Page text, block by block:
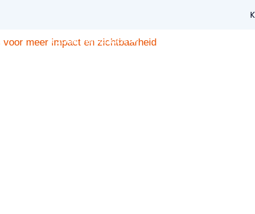
Ik zoek een coach
meer impact en zichtbaarheid